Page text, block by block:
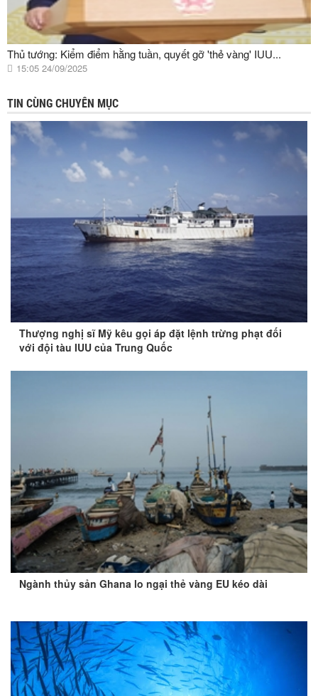
Thủ tướng: Kiểm điểm hằng tuần, quyết gỡ 'thẻ vàng' IUU...
15:05 24/09/2025
TIN CÙNG CHUYÊN MỤC
Thượng nghị sĩ Mỹ kêu gọi áp đặt lệnh trừng phạt đối
với đội tàu IUU của Trung Quốc
Ngành thủy sản Ghana lo ngại thẻ vàng EU kéo dài